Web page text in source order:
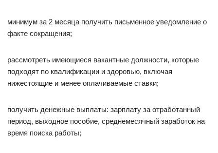
минимум за 2 месяца получить письменное уведомление о
факте сокращения;
рассмотреть имеющиеся вакантные должности, которые
подходят по квалификации и здоровью, включая
нижестоящие и менее оплачиваемые ставки;
получить денежные выплаты: зарплату за отработанный
период, выходное пособие, среднемесячный заработок на
время поиска работы;